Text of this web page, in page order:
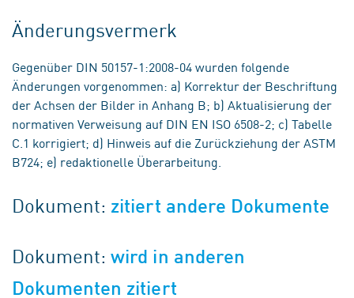
Änderungsvermerk
Gegenüber DIN 50157-1:2008-04 wurden folgende
Änderungen vorgenommen: a) Korrektur der Beschriftung
der Achsen der Bilder in Anhang B; b) Aktualisierung der
normativen Verweisung auf DIN EN ISO 6508-2; c) Tabelle
C.1 korrigiert; d) Hinweis auf die Zurückziehung der ASTM
B724; e) redaktionelle Überarbeitung.
Dokument: zitiert andere Dokumente
Dokument:wird in anderen
Dokumenten zitiert